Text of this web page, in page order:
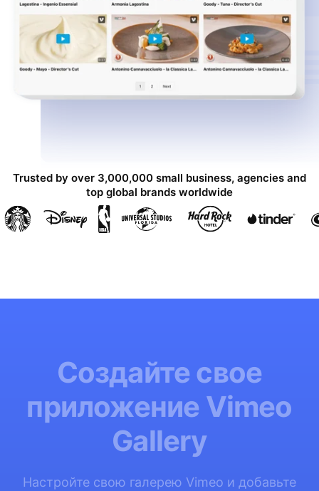
Trusted by over 3,000,000 small business, agencies and
top global brands worldwide
Создайте свое
приложение Vimeo
Gallery
Настройте свою галерею Vimeo и добавьте